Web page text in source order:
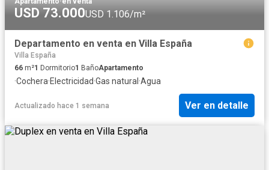
USD 73.000USD 1.106/m²
Departamento en venta en Villa España
Villa España
66 m²1 Dormitorio1 BañoApartamento
·Cochera·Electricidad·Gas natural ·Agua
Actualizado hace 1 semana Ver en detalle